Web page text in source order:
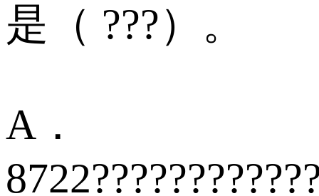
是（ ???）。
A．